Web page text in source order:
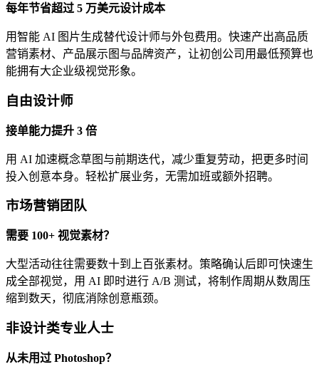
每年节省超过 5 万美元设计成本
用智能 AI 图片生成替代设计师与外包费用。快速产出高品质
营销素材、产品展示图与品牌资产，让初创公司用最低预算也
能拥有大企业级视觉形象。
自由设计师
接单能力提升 3 倍
用 AI 加速概念草图与前期迭代，减少重复劳动，把更多时间
投入创意本身。轻松扩展业务，无需加班或额外招聘。
市场营销团队
需要 100+ 视觉素材？
大型活动往往需要数十到上百张素材。策略确认后即可快速生
成全部视觉，用 AI 即时进行 A/B 测试，将制作周期从数周压
缩到数天，彻底消除创意瓶颈。
非设计类专业人士
从未用过 Photoshop？